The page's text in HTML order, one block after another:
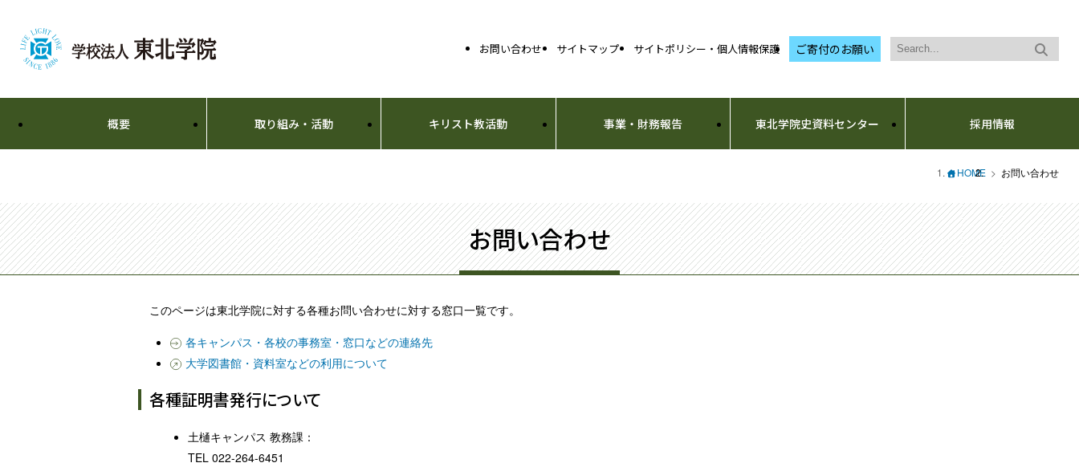
お問い合わせ サイトマップ サイトポリシー・個人情報保護 ご寄付のお願い
概要 取り組み・活動 キリスト教活動 事業・財務報告 東北学院史資料センター 採用情報
HOME お問い合わせ
お問い合わせ
このページは東北学院に対する各種お問い合わせに対する窓口一覧です。
各キャンパス・各校の事務室・窓口などの連絡先
大学図書館・資料室などの利用について
各種証明書発行について
土樋キャンパス 教務課：
TEL 022-264-6451